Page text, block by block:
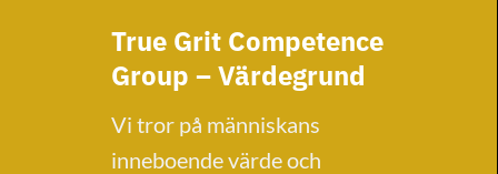
True Grit Competence
Group – Värdegrund
Vi tror på människans
inneboende värde och